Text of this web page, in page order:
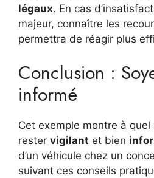
légaux. En cas
majeur, connaître les
permettra de réagir plus
Conclusion :
informé
Cet exemple montre à
rester vigilant et bien
d’un véhicule chez un
suivant ces conseils